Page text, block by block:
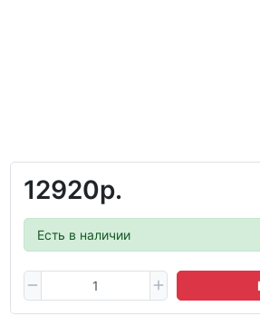
12920р.
Есть в наличии